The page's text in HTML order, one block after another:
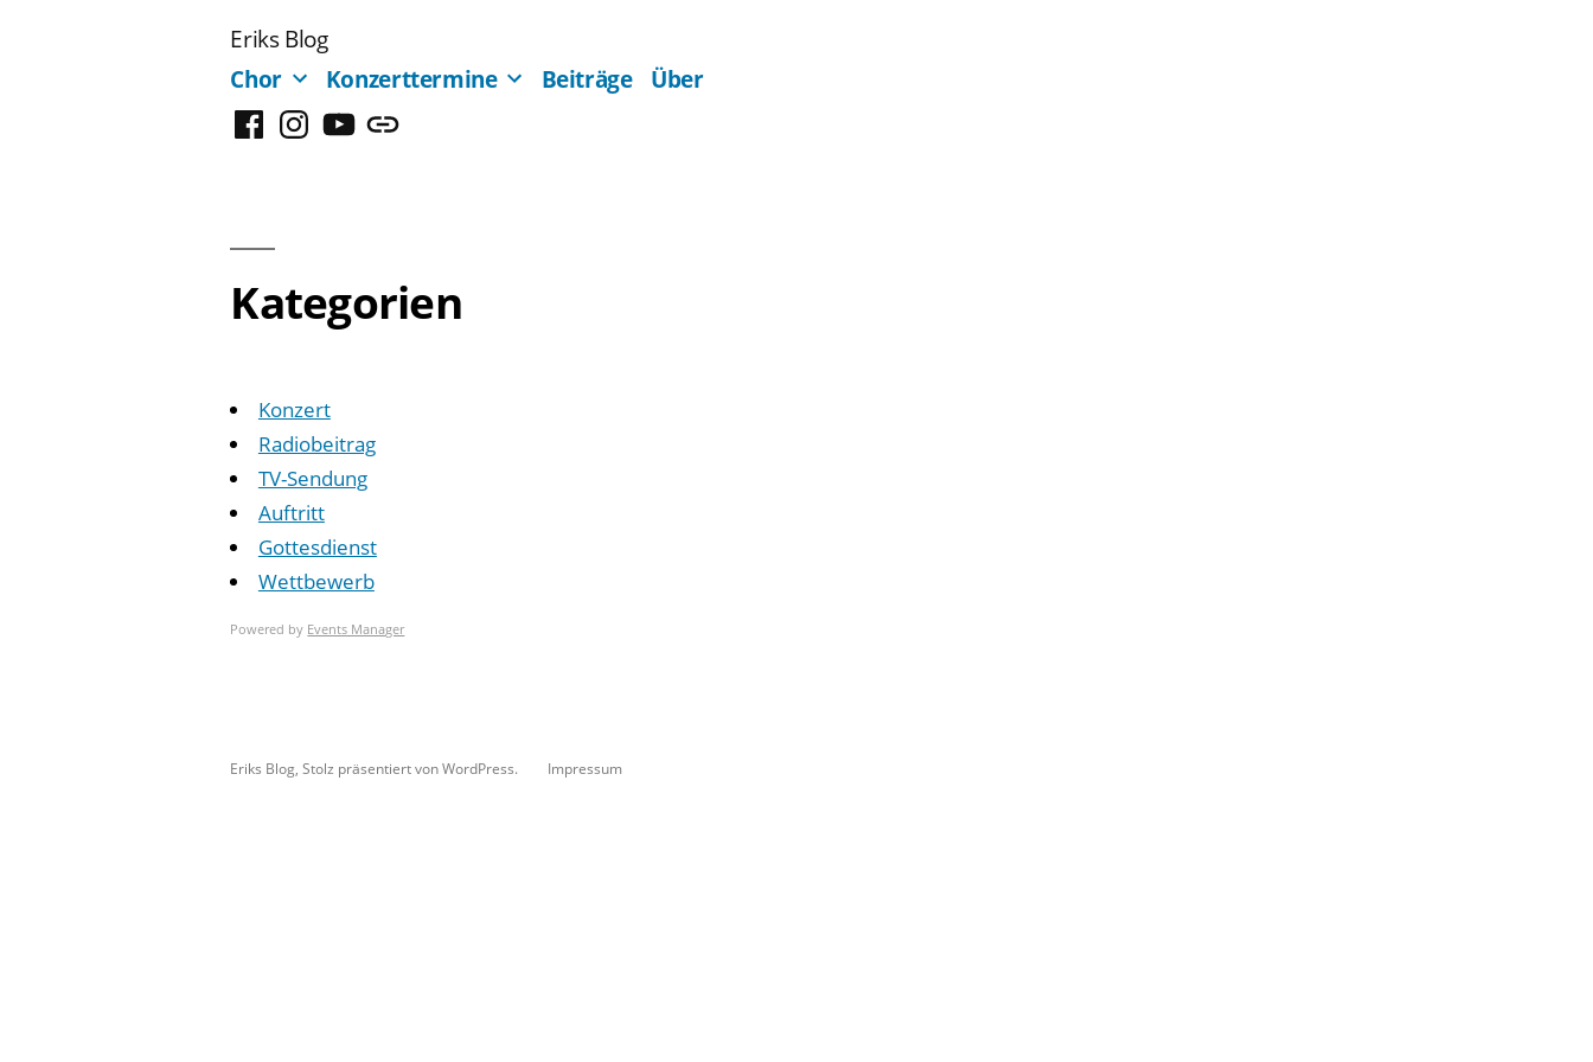
Eriks Blog
Chor
Konzerttermine Beiträge Über
FacebookInstagram
YouTubeMastodon
Kategorien
Konzert
Radiobeitrag
TV-Sendung
Auftritt
Gottesdienst
Wettbewerb
Powered by Events Manager
Eriks Blog ,Stolz präsentiert von WordPress. Impressum